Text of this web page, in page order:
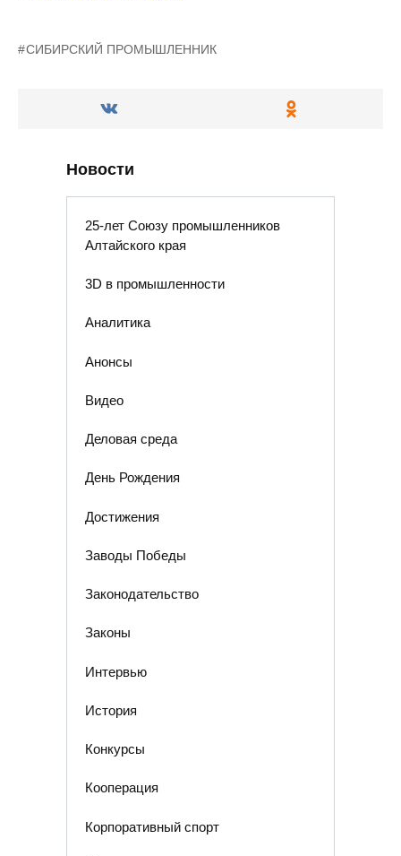
СИБИРСКИЙ ПРОМЫШЛЕННИК
Новости
25-лет Союзу промышленников
Алтайского края
3D в промышленности
Аналитика
Анонсы
Видео
Деловая среда
День Рождения
Достижения
Заводы Победы
Законодательство
Законы
Интервью
История
Конкурсы
Кооперация
Корпоративный спорт